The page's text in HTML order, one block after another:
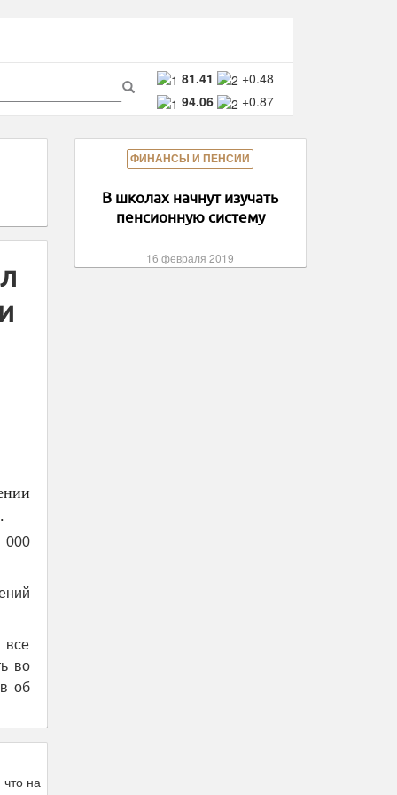
81.41
+0.48
94.06
+0.87
Поиск
000
во
об
на
ФИНАНСЫ И ПЕНСИИ
В школах начнут изучать
пенсионную систему
16 февраля 2019